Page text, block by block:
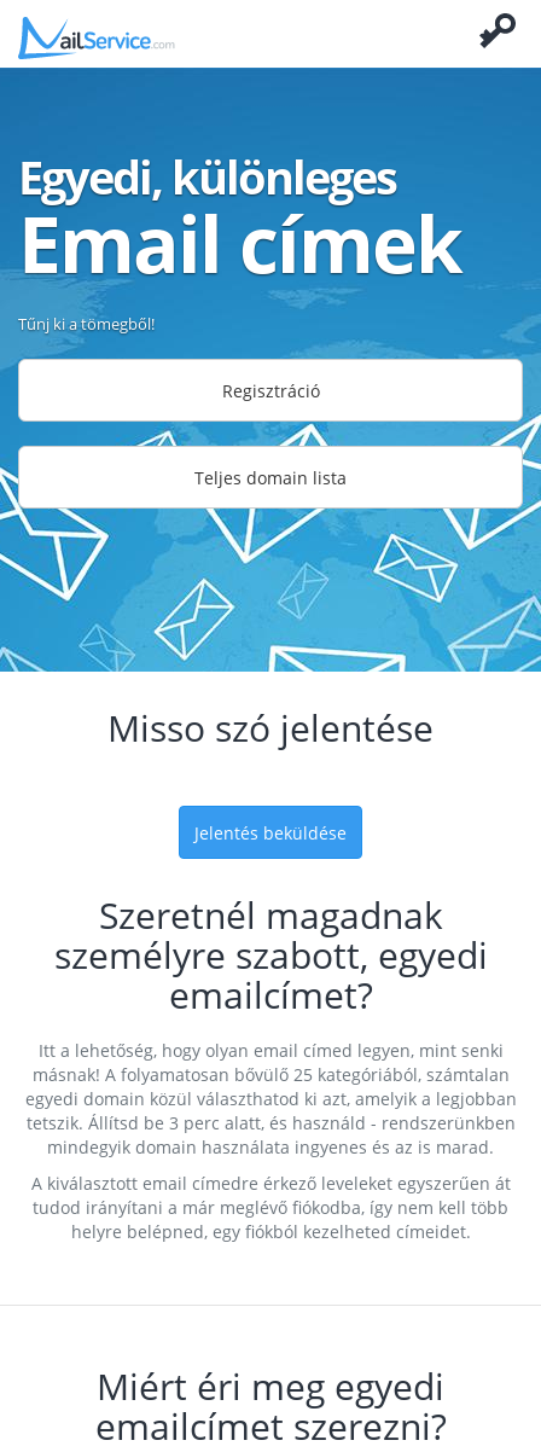
Egyedi, különleges
Email címek
Tűnj ki a tömegből!
Regisztráció
Teljes domain lista
Misso szó jelentése
Jelentés beküldése
Szeretnél magadnak
személyre szabott, egyedi
emailcímet?
Itt a lehetőség, hogy olyan email címed legyen, mint senki
másnak! A folyamatosan bővülő 25 kategóriából, számtalan
egyedi domain közül választhatod ki azt, amelyik a legjobban
tetszik. Állítsd be 3 perc alatt, és használd - rendszerünkben
mindegyik domain használata ingyenes és az is marad.
A kiválasztott email címedre érkező leveleket egyszerűen át
tudod irányítani a már meglévő fiókodba, így nem kell több
helyre belépned, egy fiókból kezelheted címeidet.
Miért éri meg egyedi
emailcímet szerezni?